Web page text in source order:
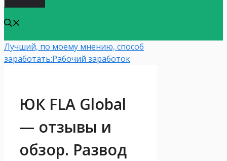
Лучший, по моему мнению, способ
заработать:Рабочий заработок
ЮК FLA Global
— отзывы и
обзор. Развод